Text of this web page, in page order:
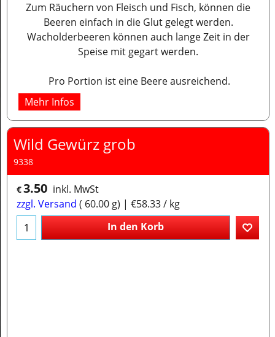
Zum Räuchern von Fleisch und Fisch, können die
Beeren einfach in die Glut gelegt werden.
Wacholderbeeren können auch lange Zeit in der
Speise mit gegart werden.
Pro Portion ist eine Beere ausreichend.
Mehr Infos
Wild Gewürz grob
9338
€3.50 inkl. MwSt
zzgl. Versand
60.00 g €58.33/ kg
In den Korb